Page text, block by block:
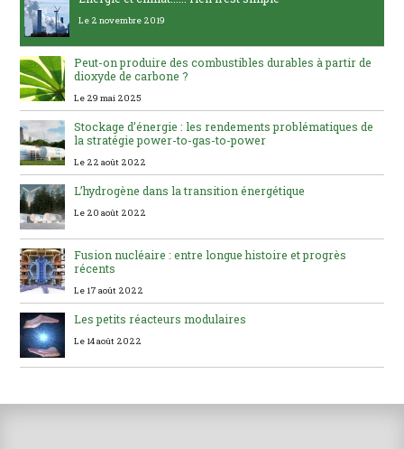
Le 2 novembre 2019
Peut-on produire des combustibles durables à partir de
dioxyde de carbone ?
Le 29 mai 2025
Stockage d’énergie : les rendements problématiques de
la stratégie power-to-gas-to-power
Le 22 août 2022
L’hydrogène dans la transition énergétique
Le 20 août 2022
Fusion nucléaire : entre longue histoire et progrès
récents
Le 17 août 2022
Les petits réacteurs modulaires
Le 14 août 2022